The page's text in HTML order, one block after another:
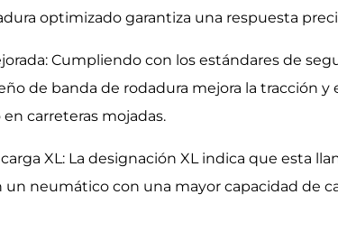
optimizado garantiza una respuesta
Cumpliendo con los estándares de
de banda de rodadura mejora la tracción
carreteras mojadas.
XL: La designación XL indica que esta
neumático con una mayor capacidad de